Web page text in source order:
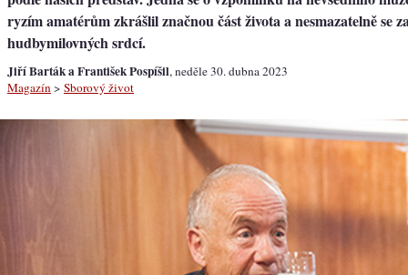
ryzím amatérům zkrášlil značnou část života a nesmazatelně se
hudbymilovných srdcí.
Jiří Barták a František Pospíšil, neděle 30. dubna 2023
Magazín > Sborový život